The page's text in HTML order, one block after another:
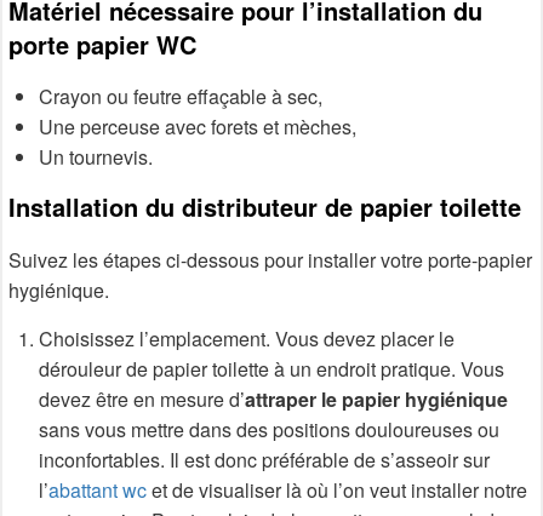
Matériel nécessaire pour l’installation du
porte papier WC
Crayon ou feutre effaçable à sec,
Une perceuse avec forets et mèches,
Un tournevis.
Installation du distributeur de papier toilette
Suivez les étapes ci-dessous pour installer votre porte-papier
hygiénique.
Choisissez l’emplacement. Vous devez placer le
dérouleur de papier toilette à un endroit pratique. Vous
devez être en mesure d’attraper le papier hygiénique
sans vous mettre dans des positions douloureuses ou
inconfortables. Il est donc préférable de s’asseoir sur
l’abattant wcet de visualiser là où l’on veut installer notre